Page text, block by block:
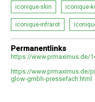
iconique-skin iconique-
iconique-infrarot
Permanentlinks
https://www.prmaximus.de/
https://www.prmaximus.de/
glow-gmbh-pressefach.html